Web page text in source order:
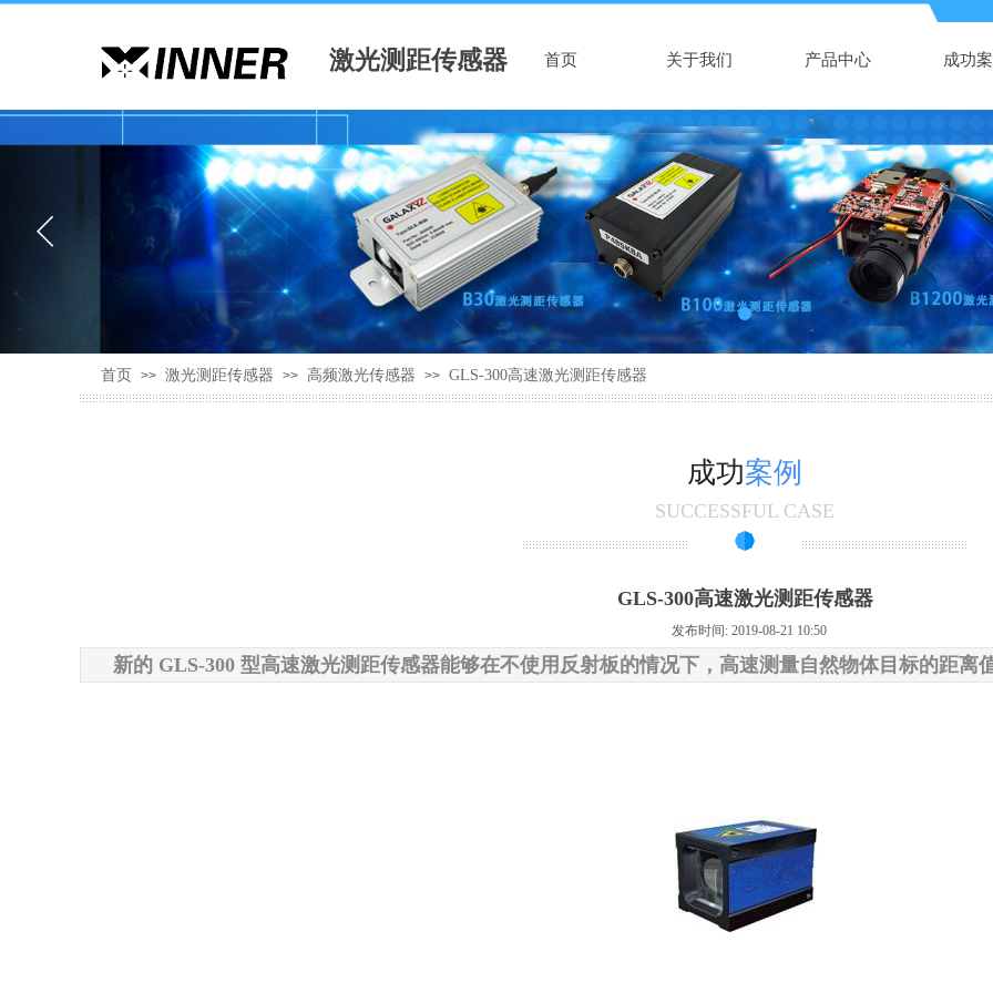
激光测距传感器 首页 关于我们 产品中心 成功
首页 >> 激光测距传感器 >> 高频激光传感器 >> GLS-300高速激光测距传感器
成功案例
SUCCESSFUL CASE
GLS-300高速激光测距传感器
发布时间: 2019-08-21 10:50
新的 GLS-300 型高速激光测距传感器能够在不使用反射板的情况下，高速测量自然物体目标的距离